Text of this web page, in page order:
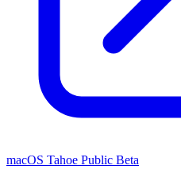
macOS Tahoe Public Beta